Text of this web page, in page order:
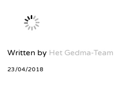
Written by Het Gedma-Team
23/04/2018